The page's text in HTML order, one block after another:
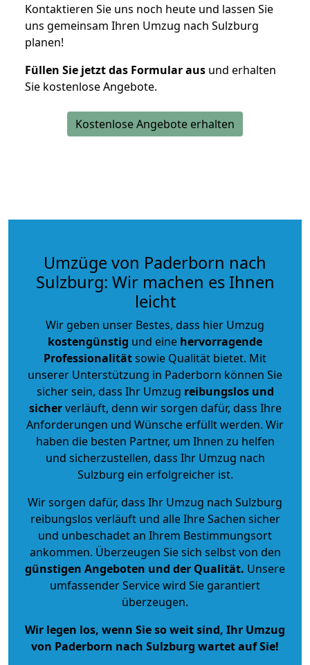
Kontaktieren Sie uns noch heute und lassen Sie
uns gemeinsam Ihren Umzug nach Sulzburg
planen!
Füllen Sie jetzt das Formular aus und erhalten
Sie kostenlose Angebote.
Kostenlose Angebote erhalten
Umzüge von Paderborn nach
Sulzburg: Wir machen es Ihnen
leicht
Wir geben unser Bestes, dass hier Umzug
kostengünstig und eine hervorragende
Professionalitätsowie Qualität bietet. Mit
unserer Unterstützung in Paderborn können Sie
sicher sein, dass Ihr Umzug reibungslos und
sicherverläuft, denn wir sorgen dafür, dass Ihre
Anforderungen und Wünsche erfüllt werden. Wir
haben die besten Partner, um Ihnen zu helfen
und sicherzustellen, dass Ihr Umzug nach
Sulzburg ein erfolgreicher ist.
Wir sorgen dafür, dass Ihr Umzug nach Sulzburg
reibungslos verläuft und alle Ihre Sachen sicher
und unbeschadet an Ihrem Bestimmungsort
ankommen. Überzeugen Sie sich selbst von den
günstigen Angeboten und der Qualität. Unsere
umfassender Service wird Sie garantiert
überzeugen.
Wir legen los, wenn Sie so weit sind, Ihr Umzug
von Paderborn nach Sulzburg wartet auf Sie!